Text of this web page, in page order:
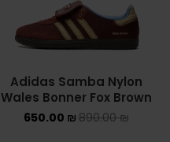
JORDAN KIDS
NEW BALANCE KIDS
NIKE DUNK KIDS
YEEZY KIDS
Adidas Samba Nylon
Wales Bonner Fox Brown
890.00₪
650.00 ₪